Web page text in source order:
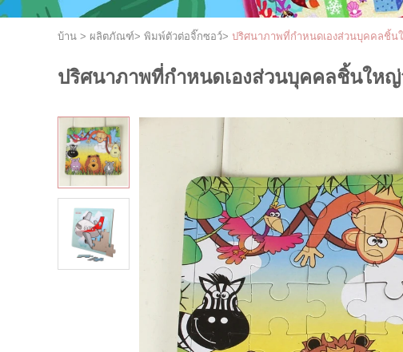
บ้าน > ผลิตภัณฑ์> พิมพ์ตัวต่อจิ๊กซอว์> ปริศนาภาพที่กำหนดเองส่วนบุคคลชิ้น
ปริศนาภาพที่กำหนดเองส่วนบุคคลชิ้นใหญ่